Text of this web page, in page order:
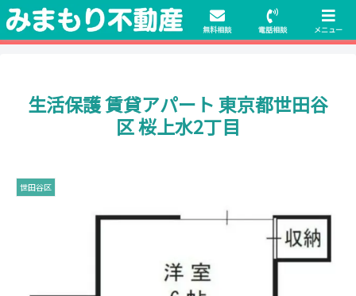
初期費用無料物件や保証人不要の物件も豊富にご用意！相談料無料でも申
請・手続きサポート付き！
生活保護 賃貸アパート 東京都世田谷
区 桜上水2丁目
世田谷区
無料相談 電話相談 メニュー